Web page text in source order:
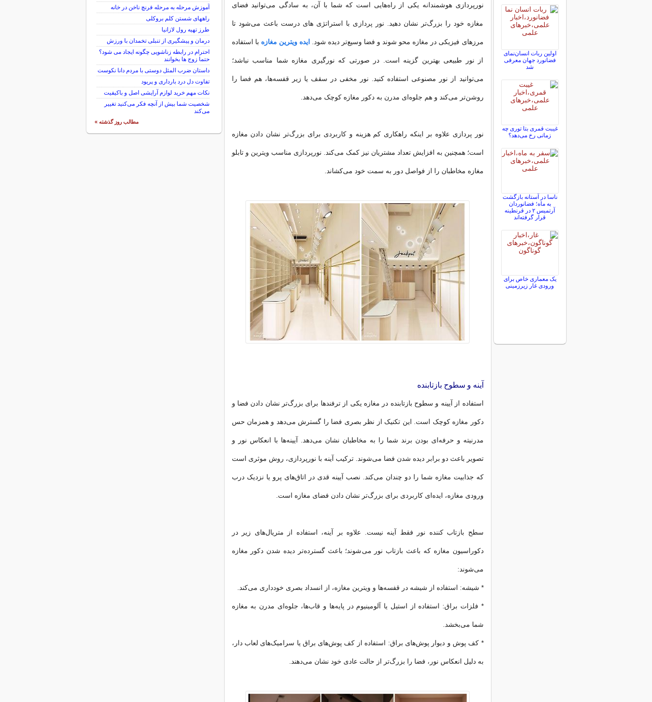
نورپردازی هوشمندانه یکی از راه‌هایی است که شما با آن، به سادگی‌ می‌توانید فضای
مغازه خود را بزرگ‌تر نشان دهید. نور پردازی با استراتژی های درست باعث‌ می‌شود تا
مرزهای فیزیکی در مغازه محو شوند و فضا وسیع‌تر دیده شود. ایده ویترین مغازه با استفاده
از نور طبیعی بهترین گزینه است. در صورتی که نورگیری مغازه شما مناسب نباشد؛
می‌توانید از نور مصنوعی استفاده کنید. نور مخفی در سقف یا زیر قفسه‌ها، هم فضا را
روشن‌تر می‌کند و هم جلوه‌ای مدرن به دکور مغازه کوچک می‌دهد.
نور پردازی علاوه بر اینکه راهکاری کم هزینه و کاربردی برای بزرگ‌تر نشان دادن مغازه
است؛ همچنین به افزایش تعداد مشتریان نیز کمک‌ می‌کند. نورپردازی مناسب ویترین و تابلو
مغازه مخاطبان را از فواصل دور به سمت خود‌ می‌کشاند.
آینه و سطوح بازتابنده
استفاده از آیینه و سطوح بازتابنده در مغازه یکی از ترفندها برای بزرگ‌تر نشان دادن فضا و
دکور مغازه کوچک است. این تکنیک از نظر بصری فضا را گسترش‌ می‌دهد و همزمان حس
مدرنیته و حرفه‌ای بودن برند شما را به مخاطبان نشان‌ می‌دهد. آیینه‌ها با انعکاس نور و
تصویر باعث دو برابر دیده شدن فضا‌ می‌شوند. ترکیب آینه با نورپردازی، روش موثری است
که جذابیت مغازه شما را دو چندان‌ می‌کند. نصب آیینه قدی در اتاق‌های پرو یا نزدیک درب
ورودی مغازه، ایده‌ای کاربردی برای بزرگ‌تر نشان دادن فضای مغازه است.
سطح بازتاب کننده نور فقط آینه نیست. علاوه بر آینه، استفاده از متریال‌های زیر در
دکوراسیون مغازه که باعث بازتاب نور‌ می‌شوند؛ باعث گسترده‌تر دیده شدن دکور مغازه‌
می‌شوند:
* شیشه: استفاده از شیشه در قفسه‌ها و ویترین مغازه، از انسداد بصری خودداری‌ می‌کند.
* فلزات براق: استفاده از استیل یا آلومینیوم در پایه‌ها و قاب‌ها، جلوه‌ای مدرن به مغازه
شما‌ می‌بخشد.
* کف پوش و دیوار پوش‌های براق: استفاده از کف پوش‌های براق یا سرامیک‌های لعاب دار،
به دلیل انعکاس نور، فضا را بزرگ‌تر از حالت عادی خود نشان‌ می‌دهند.
اولین ربات انسان‌نمای
فضانورد جهان معرفی
شد
غیبت قمری بتا توری چه
زمانی رخ می‌دهد؟
ناسا در آستانه بازگشت
به ماه؛ فضانوردان
آرتمیس ۲ در قرنطینه
قرار گرفته‌اند
یک معماری خاص برای
ورودی غار زیرزمینی
آموزش مرحله به مرحله فرنچ ناخن در خانه
راههای شستن کلم بروکلی
طرز تهیه رول لازانیا
درمان و پیشگیری از تنبلی تخمدان با ورزش
احترام در رابطه زناشویی چگونه ایجاد می شود؟
حتما زوج ها بخوانند
داستان ضرب المثل دوستی با مردم دانا نكوست
تفاوت دل درد بارداری و پریود
نکات مهم خرید لوازم آرایشی اصل و باکیفیت
شخصیت شما بیش از آنچه فکر می‌کنید تغییر
می‌کند
مطالب روز گذشته »